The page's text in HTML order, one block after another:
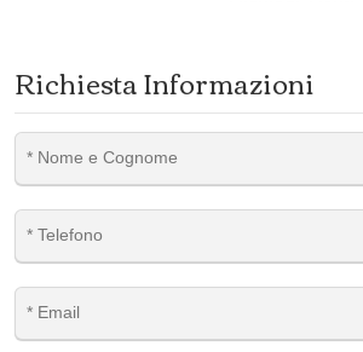
Richiesta Informazioni